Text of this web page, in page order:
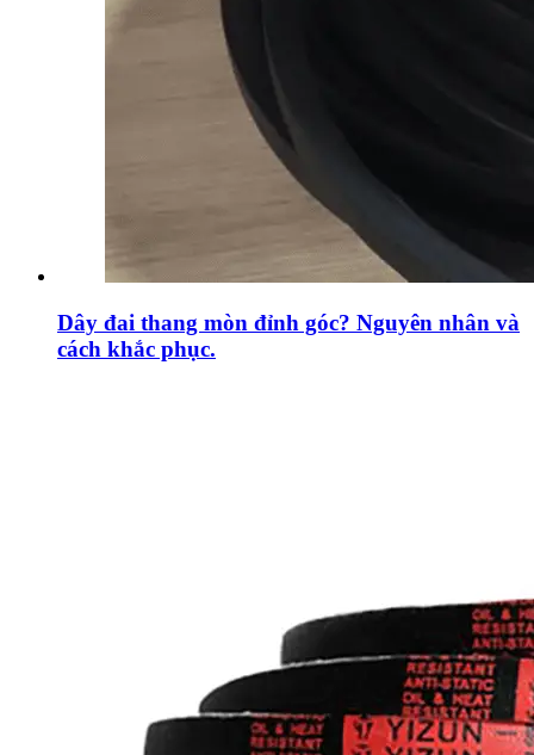
Dây đai thang mòn đỉnh góc? Nguyên nhân và
cách khắc phục.